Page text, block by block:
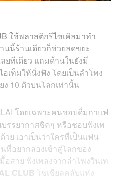
ใช้พลาสติกรีไซเคิลมาทำ
นนี้ร้านเดียวก็ช่วยลดขยะ
ยทีเดียว แถมด้านในยังมี
เท็มให้นั่งฟัง โดยเป็นลำโพง
ง 10 ตัวบนโลกเท่านั้น
โดยเฉพาะคนชอบดื่มกาแฟ
รรยากาศชิคๆ หรือชอบฟังเพ
ย เอาเป็นว่าใครที่เป็นแฟน
ที่อยากลองเข้าสู่โลกของ
สาย ฟังเพลงจากลำโพงวินเท
CLUB โซเชียลคลับแห่ง